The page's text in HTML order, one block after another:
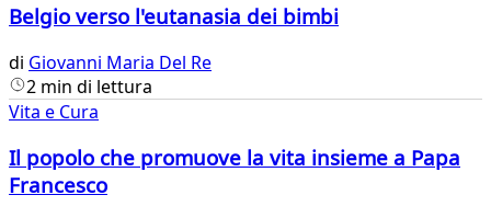
Belgio verso l'eutanasia dei bimbi
di Giovanni Maria Del Re
2 min di lettura
Vita e Cura
Il popolo che promuove la vita insieme a Papa
Francesco